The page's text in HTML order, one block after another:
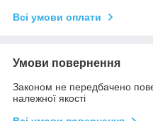
Всі умови оплати
Умови повернення
Законом не передбачено
належної якості